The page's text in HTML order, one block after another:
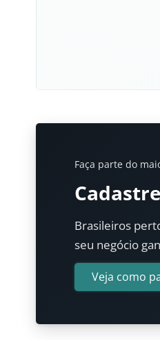
Faça parte do
Brasileiros
seu negócio
Veja como